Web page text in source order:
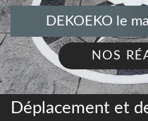
DEKOEKO le
NOS
Déplacement et